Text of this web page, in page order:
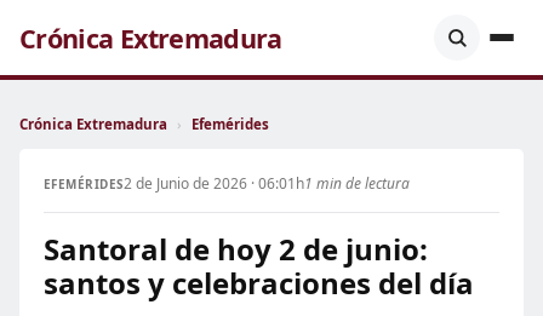
Crónica Extremadura
Crónica Extremadura › Efemérides
EFEMÉRIDES2 de Junio de 2026 · 06:01h1 min de lectura
Santoral de hoy 2 de junio:
santos y celebraciones del día